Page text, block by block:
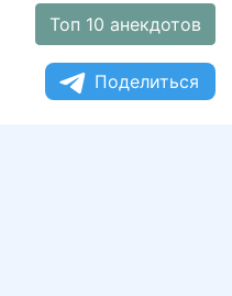
Топ 10 анекдотов
Поделиться